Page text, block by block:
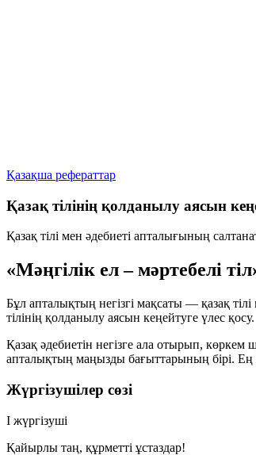
Қазақша рефераттар
Қазақ тілінің қолданылу аясын
Қазақ тілі мен әдебиеті апталығының
«Мәңгілік ел – мәртебелі
Бұл апталықтың негізгі мақсаты — қазақ
тілінің қолданылу аясын кеңейтуге үлес қосу.
Қазақ әдебиетін негізге ала отырып,
апталықтың маңызды бағыттарының бірі. Ең
Жүргізушілер сөзі
І жүргізуші
Қайырлы таң, құрметті ұстаздар!